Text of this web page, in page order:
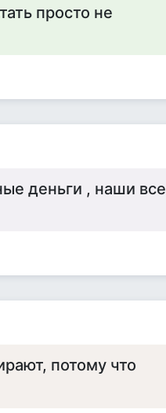
просто не
деньги , наши все
потому что